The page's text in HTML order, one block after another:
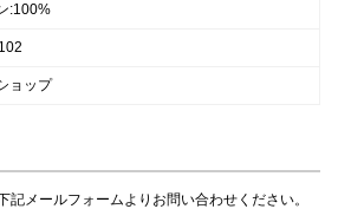
:100%
ョップ
記メールフォームよりお問い合わせください。